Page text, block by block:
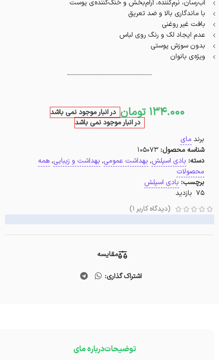
آب‌رسان، نرم‌کننده، آرام‌بخش و خنک‌کننده‌ی پوست
با ماندگاری بالا و ضد تعریق
بافت غیر روغنی
عدم ایجاد لک و رنگ روی لباس
بدون سوزش پوستی
ویژه‌ی بانوان
134.000 تومان در انبار موجود نمی باشد
در انبار موجود نمی باشد
برند مای
شناسه محصول: 105073
دسته: بادی اسپلش, بهداشت عمومی, بهداشت و زیبایی,همه
محصولات
برچسب: بادی اسپلش
75 بازدید
(دیدگاه کاربر 1
)
مقایسه
اشتراک گذاری:
توضیحاتدرباره مای